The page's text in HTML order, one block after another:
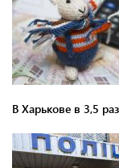
В Харькове в 3,5